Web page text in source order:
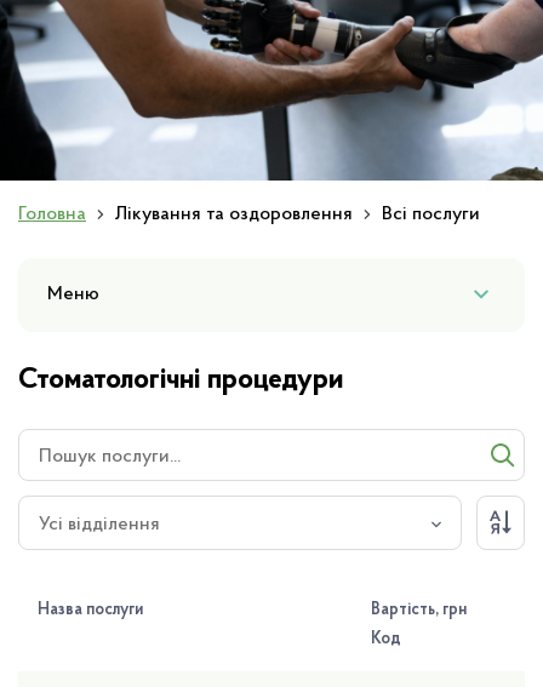
Головна
Лікування та оздоровлення Всі послуги
Меню
Стоматологічні процедури
Усі відділення
Назва послуги
Вартість, грн
Код